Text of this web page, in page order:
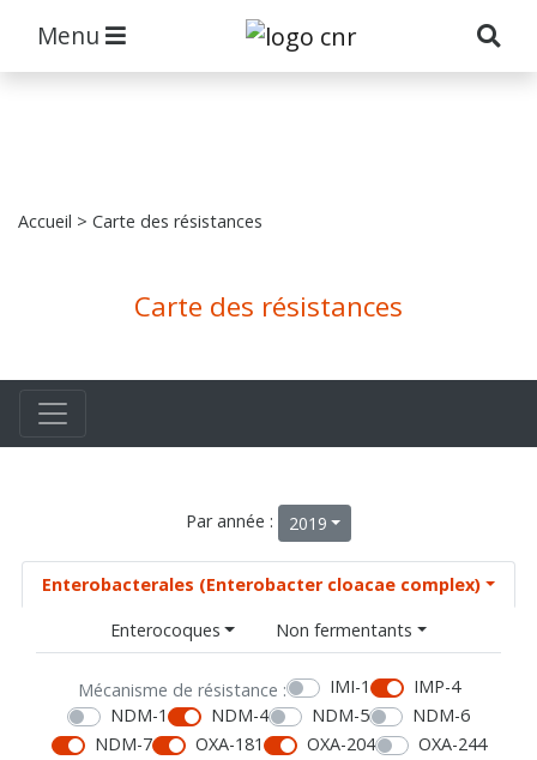
Menu
Accueil > Carte des résistances
Carte des résistances
Par année : 2019
Enterobacterales (Enterobacter cloacae complex)
Enterocoques
Non fermentants
Mécanisme de résistance : IMI-1
IMP-4
NDM-1
NDM-4 NDM-5
NDM-6
NDM-7
OXA-181 OXA-204
OXA-244